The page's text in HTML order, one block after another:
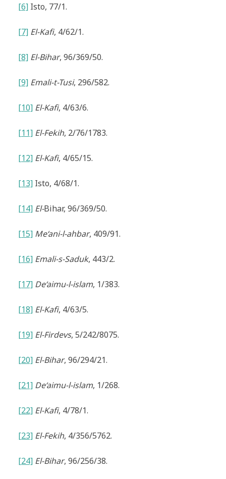
[6]Isto, 77/1.
[7] El-Kafi, 4/62/1.
[8] El-Bihar, 96/369/50.
[9] Emali-t-Tusi, 296/582.
[10] El-Kafi, 4/63/6.
[11] El-Fekih, 2/76/1783.
[12] El-Kafi, 4/65/15.
[13]Isto, 4/68/1.
[14] El-Bihar, 96/369/50.
[15] Me‘ani-l-ahbar, 409/91.
[16] Emali-s-Saduk, 443/2.
[17] De‘aimu-l-islam, 1/383.
[18] El-Kafi, 4/63/5.
[19] El-Firdevs, 5/242/8075.
[20] El-Bihar, 96/294/21.
[21] De‘aimu-l-islam, 1/268.
[22] El-Kafi, 4/78/1.
[23] El-Fekih, 4/356/5762.
[24] El-Bihar, 96/256/38.